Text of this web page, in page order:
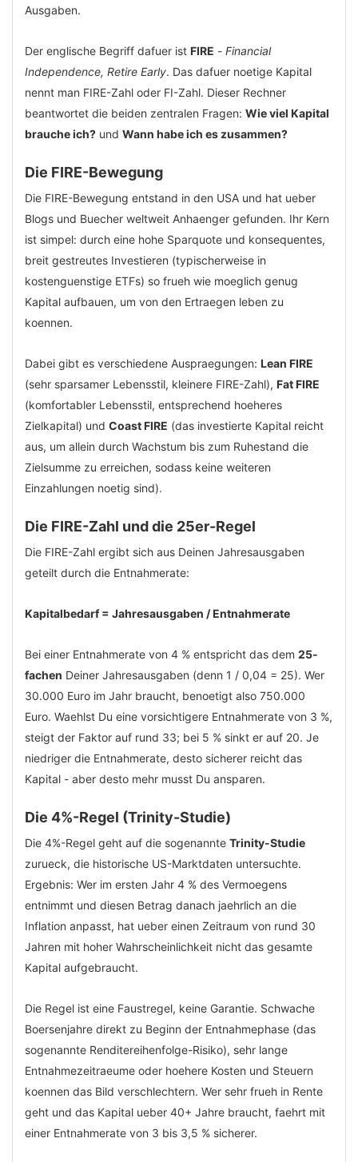
Ausgaben.
Der englische Begriff dafuer ist FIRE - Financial
Independence, Retire Early. Das dafuer noetige Kapital
nennt man FIRE-Zahl oder FI-Zahl. Dieser Rechner
beantwortet die beiden zentralen Fragen: Wie viel Kapital
brauche ich? und Wann habe ich es zusammen?
Die FIRE-Bewegung
Die FIRE-Bewegung entstand in den USA und hat ueber
Blogs und Buecher weltweit Anhaenger gefunden. Ihr Kern
ist simpel: durch eine hohe Sparquote und konsequentes,
breit gestreutes Investieren (typischerweise in
kostenguenstige ETFs) so frueh wie moeglich genug
Kapital aufbauen, um von den Ertraegen leben zu
koennen.
Dabei gibt es verschiedene Auspraegungen: Lean FIRE
(sehr sparsamer Lebensstil, kleinere FIRE-Zahl), Fat FIRE
(komfortabler Lebensstil, entsprechend hoeheres
Zielkapital) und Coast FIRE (das investierte Kapital reicht
aus, um allein durch Wachstum bis zum Ruhestand die
Zielsumme zu erreichen, sodass keine weiteren
Einzahlungen noetig sind).
Die FIRE-Zahl und die 25er-Regel
Die FIRE-Zahl ergibt sich aus Deinen Jahresausgaben
geteilt durch die Entnahmerate:
Kapitalbedarf = Jahresausgaben / Entnahmerate
Bei einer Entnahmerate von 4 % entspricht das dem 25-
fachen Deiner Jahresausgaben (denn 1 / 0,04 = 25). Wer
30.000 Euro im Jahr braucht, benoetigt also 750.000
Euro. Waehlst Du eine vorsichtigere Entnahmerate von 3 %,
steigt der Faktor auf rund 33; bei 5 % sinkt er auf 20. Je
niedriger die Entnahmerate, desto sicherer reicht das
Kapital - aber desto mehr musst Du ansparen.
Die 4%-Regel (Trinity-Studie)
Die 4%-Regel geht auf die sogenannte Trinity-Studie
zurueck, die historische US-Marktdaten untersuchte.
Ergebnis: Wer im ersten Jahr 4 % des Vermoegens
entnimmt und diesen Betrag danach jaehrlich an die
Inflation anpasst, hat ueber einen Zeitraum von rund 30
Jahren mit hoher Wahrscheinlichkeit nicht das gesamte
Kapital aufgebraucht.
Die Regel ist eine Faustregel, keine Garantie. Schwache
Boersenjahre direkt zu Beginn der Entnahmephase (das
sogenannte Renditereihenfolge-Risiko), sehr lange
Entnahmezeitraeume oder hoehere Kosten und Steuern
koennen das Bild verschlechtern. Wer sehr frueh in Rente
geht und das Kapital ueber 40+ Jahre braucht, faehrt mit
einer Entnahmerate von 3 bis 3,5 % sicherer.